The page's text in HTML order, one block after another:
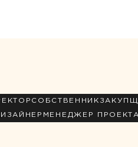
СОБСТВЕННИК
МЕНЕДЖЕР ПРОЕКТА